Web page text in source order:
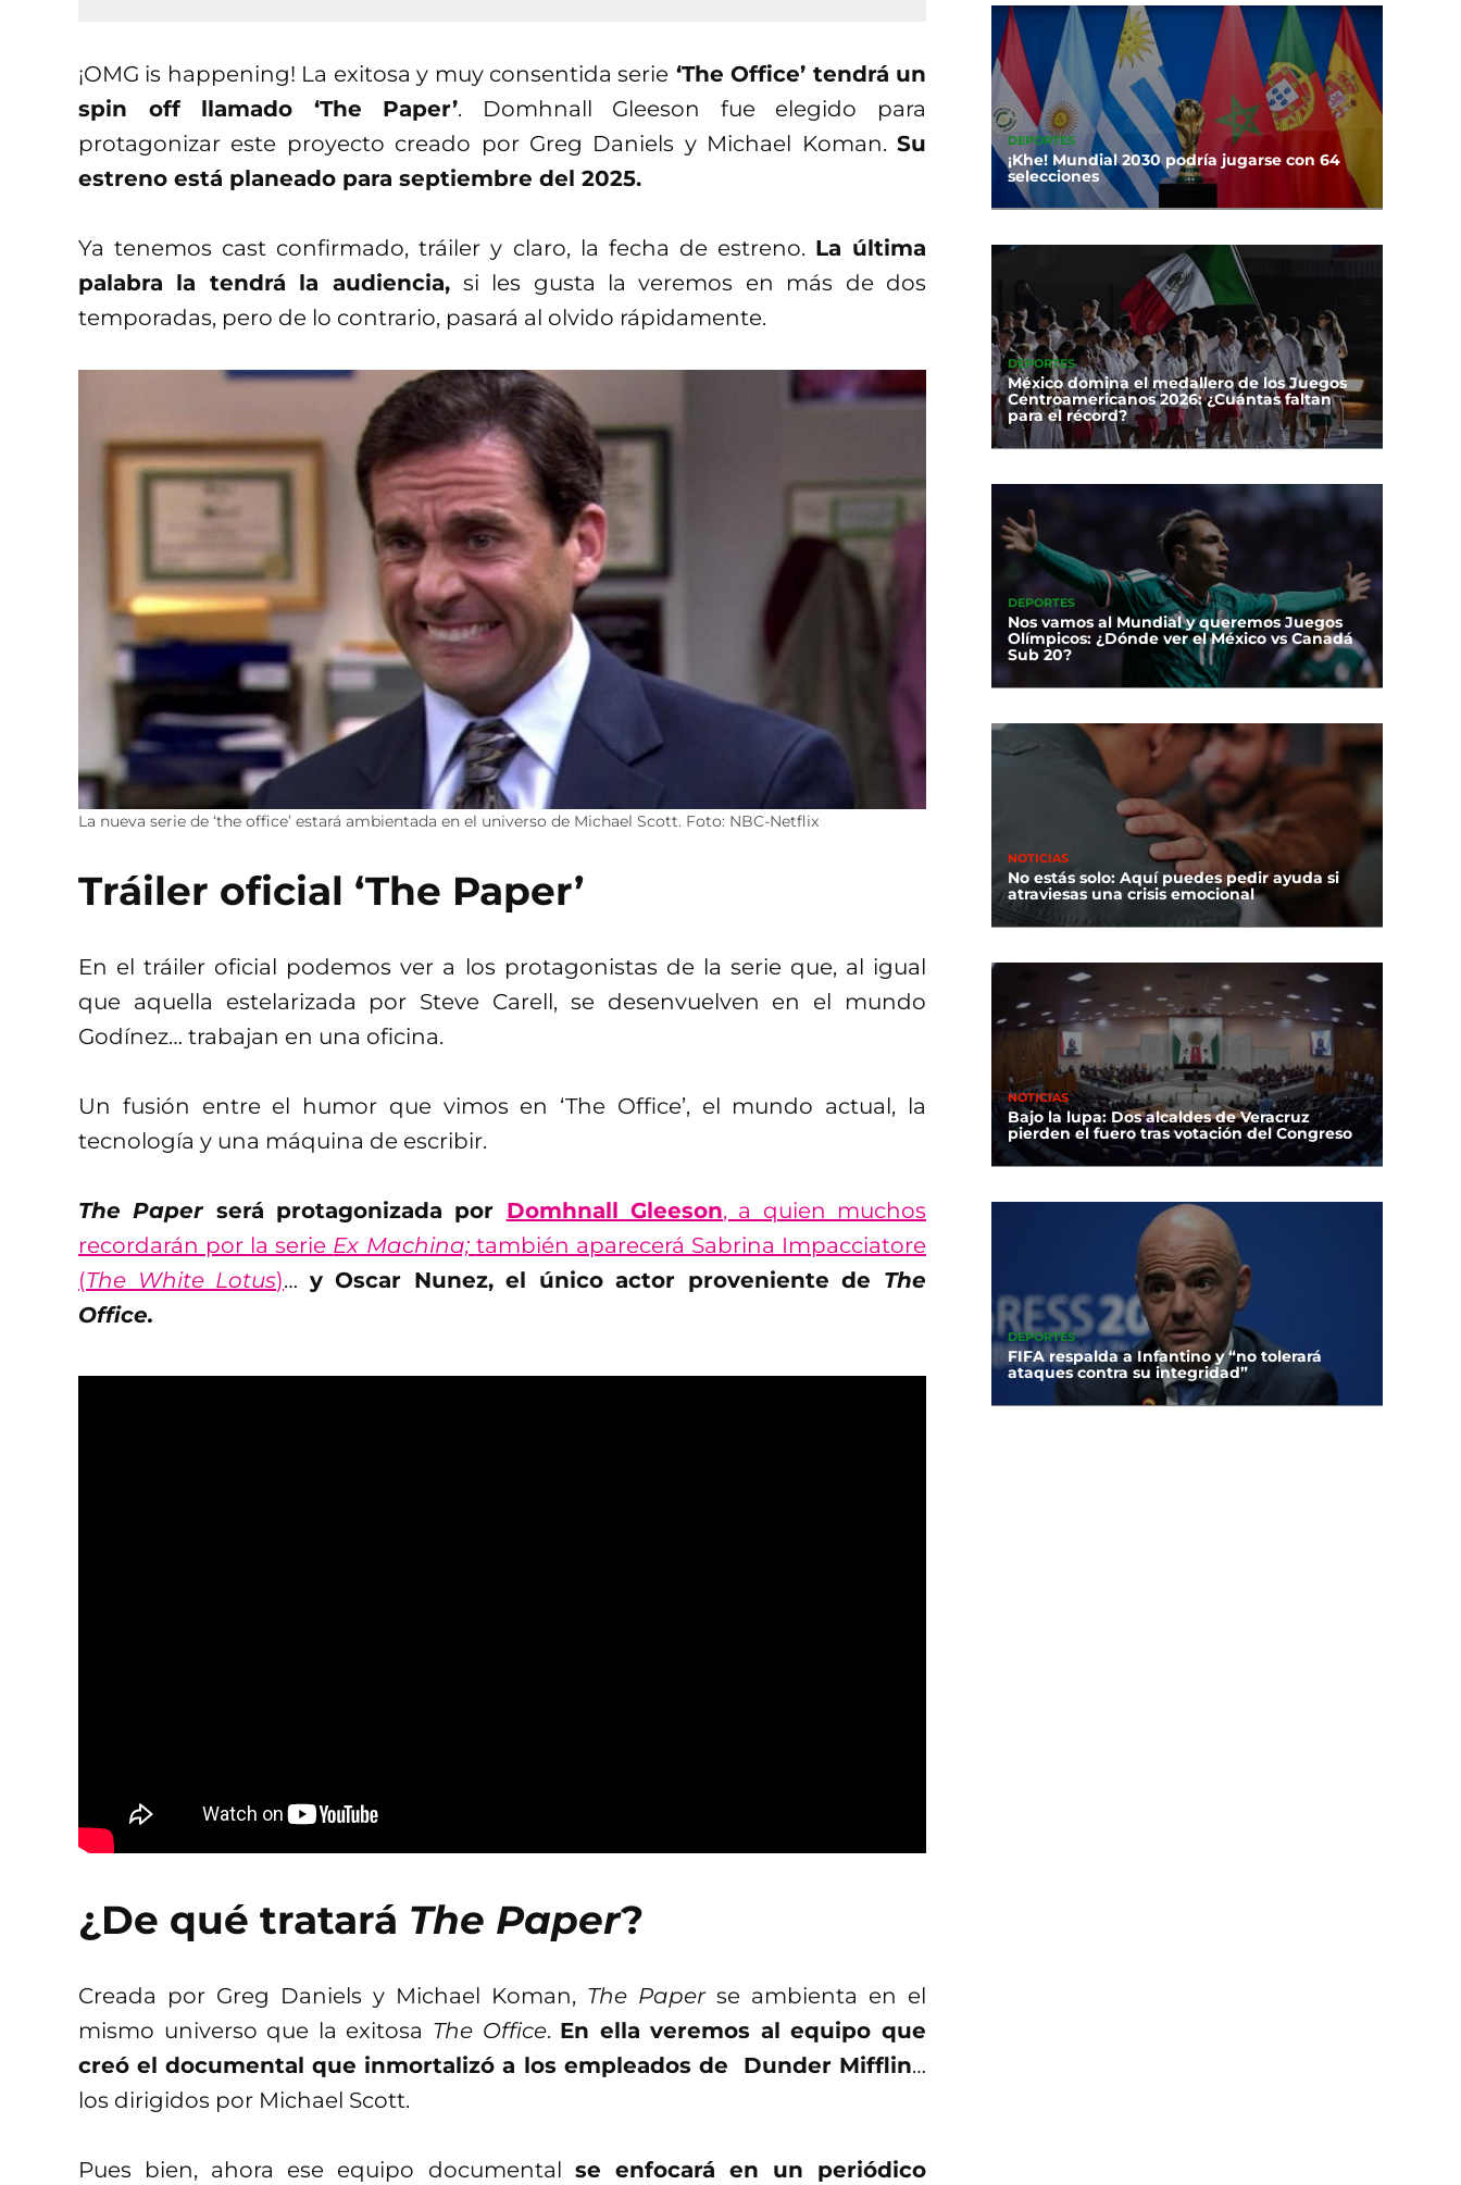
¡OMG is happening! La exitosa y muy consentida serie ‘The Office’ tendrá un
spin off llamado ‘The Paper’. Domhnall Gleeson fue elegido para
protagonizar este proyecto creado por Greg Daniels y Michael Koman. Su
estreno está planeado para septiembre del 2025.
Ya tenemos cast confirmado, tráiler y claro, la fecha de estreno. La última
palabra la tendrá la audiencia, si les gusta la veremos en más de dos
temporadas, pero de lo contrario, pasará al olvido rápidamente.
La nueva serie de ‘the office’ estará ambientada en el universo de Michael Scott. Foto: NBC-Netflix
Tráiler oficial ‘The Paper’
En el tráiler oficial podemos ver a los protagonistas de la serie que, al igual
que aquella estelarizada por Steve Carell, se desenvuelven en el mundo
Godínez… trabajan en una oficina.
Un fusión entre el humor que vimos en ‘The Office’, el mundo actual, la
tecnología y una máquina de escribir.
The Paperserá protagonizada por Domhnall Gleeson, a quien muchos
recordarán por la serie Ex Machina; también aparecerá Sabrina Impacciatore
(The White Lotus)… y Oscar Nunez, el único actor proveniente de The
Office.
¿De qué tratará The Paper?
Creada por Greg Daniels y Michael Koman, The Paper se ambienta en el
mismo universo que la exitosa The Office. En ella veremos al equipo que
creó el documental que inmortalizó a los empleados de Dunder Mifflin…
los dirigidos por Michael Scott.
Pues bien, ahora ese equipo documental se enfocará en un periódico
DEPORTES
¡Khe! Mundial 2030 podría jugarse con 64
selecciones
DEPORTES
México domina el medallero de los Juegos
Centroamericanos 2026: ¿Cuántas faltan
para el récord?
DEPORTES
Nos vamos al Mundial y queremos Juegos
Olímpicos: ¿Dónde ver el México vs Canadá
Sub 20?
NOTICIAS
No estás solo: Aquí puedes pedir ayuda si
atraviesas una crisis emocional
NOTICIAS
Bajo la lupa: Dos alcaldes de Veracruz
pierden el fuero tras votación del Congreso
DEPORTES
FIFA respalda a Infantino y “no tolerará
ataques contra su integridad”